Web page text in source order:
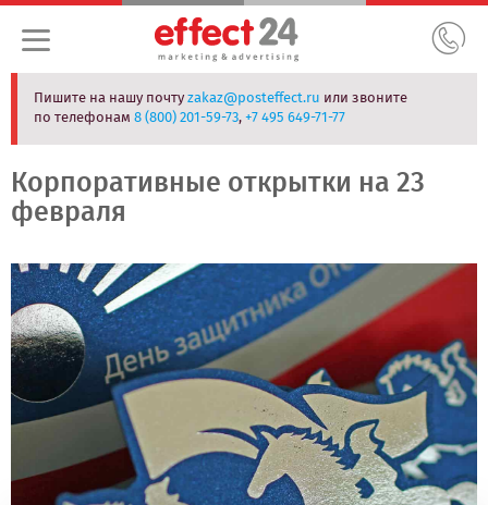
Пишите на нашу почтуzakaz@posteffect.ru или звоните
по телефонам8 (800) 201-59-73,+7 495 649-71-77
Корпоративные открытки на 23
февраля